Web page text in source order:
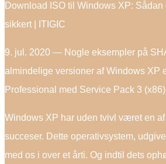
Download ISO til Windows XP:
sikkert | ITIGIC
9. jul. 2020 — Nogle eksempler på
almindelige versioner af Windows XP
Professional med Service Pack 3
Windows XP har uden tvivl været en
succeser. Dette operativsystem,
med os i over et årti. Og indtil dets